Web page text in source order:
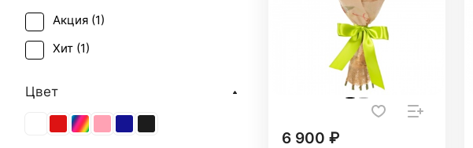
6 900 ₽
Акция (1)
Хит (1)
Цвет